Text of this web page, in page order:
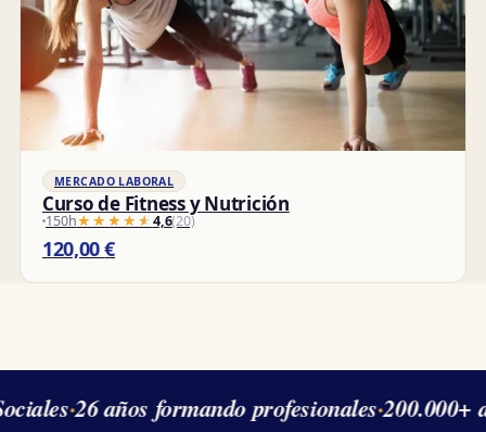
MERCADO LABORAL
Curso de Fitness y Nutrición
150h★★★★★
★★★★★4,6(20)
120,00€
·26 años formando profesionales·200.000+